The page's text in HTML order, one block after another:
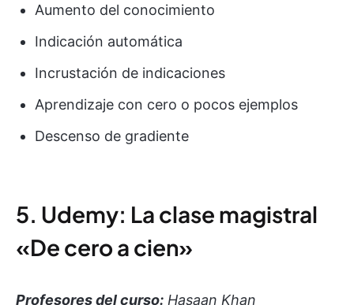
Aumento del conocimiento
Indicación automática
Incrustación de indicaciones
Aprendizaje con cero o pocos ejemplos
Descenso de gradiente
5. Udemy: La clase magistral
«De cero a cien»
Profesores del curso: Hasaan Khan